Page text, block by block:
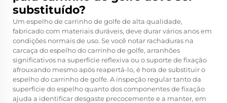
substituído?
Um espelho de carrinho de golfe de alta qualidade,
fabricado com materiais duráveis, deve durar vários anos em
condições normais de uso. Se você notar rachaduras na
carcaça do espelho do carrinho de golfe, arranhões
significativos na superfície reflexiva ou o suporte de fixação
afrouxando mesmo após reapertá-lo, é hora de substituir o
espelho do carrinho de golfe. A inspeção regular tanto da
superfície do espelho quanto dos componentes de fixação
ajuda a identificar desgaste precocemente e a manter, em